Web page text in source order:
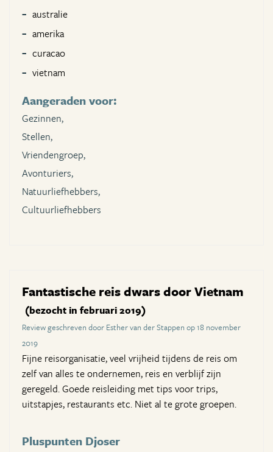
australie
amerika
curacao
vietnam
Aangeraden voor:
Gezinnen,
Stellen,
Vriendengroep,
Avonturiers,
Natuurliefhebbers,
Cultuurliefhebbers
Fantastische reis dwars door Vietnam
(bezocht in februari 2019)
Review geschreven door Esther van der Stappen op 18 november
2019
Fijne reisorganisatie, veel vrijheid tijdens de reis om
zelf van alles te ondernemen, reis en verblijf zijn
geregeld. Goede reisleiding met tips voor trips,
uitstapjes, restaurants etc. Niet al te grote groepen.
Pluspunten Djoser